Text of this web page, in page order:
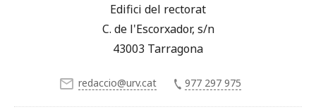
Edifici del rectorat
C. de l'Escorxador, s/n
43003 Tarragona
redaccio@urv.cat 977 297 975